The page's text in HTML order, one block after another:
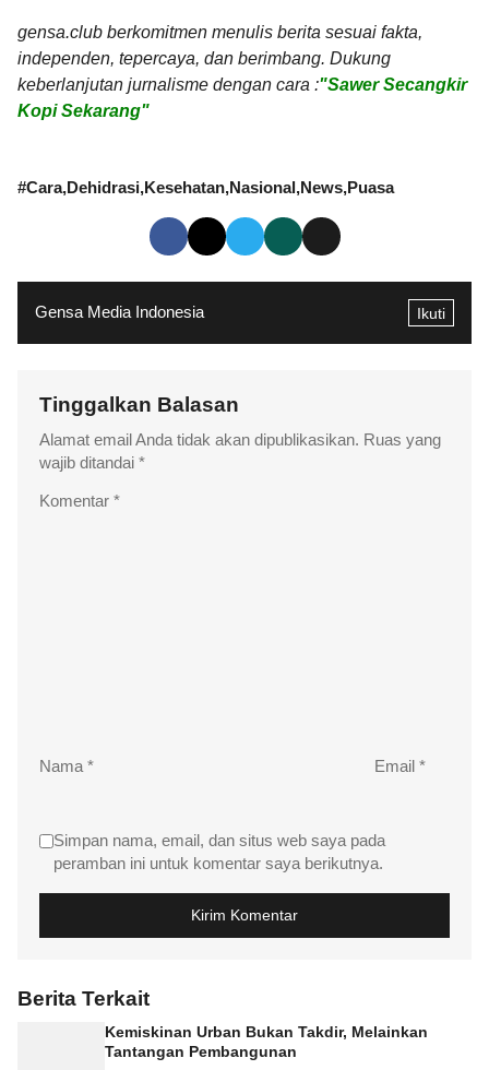
gensa.club berkomitmen menulis berita sesuai fakta,
independen, tepercaya, dan berimbang. Dukung
keberlanjutan jurnalisme dengan cara :"Sawer Secangkir
Kopi Sekarang"
#Cara Dehidrasi Kesehatan Nasional News Puasa
Gensa Media Indonesia Ikuti
Tinggalkan Balasan
Alamat email Anda tidak akan dipublikasikan. Ruas yang
wajib ditandai *
Komentar *
Nama* Email *
Simpan nama, email, dan situs web saya pada
peramban ini untuk komentar saya berikutnya.
Berita Terkait
Kemiskinan Urban Bukan Takdir, Melainkan
Tantangan Pembangunan